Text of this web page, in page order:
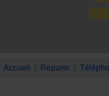
Accueil Reparer